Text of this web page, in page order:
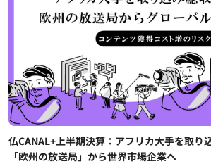
仏CANAL+上半期決算：アフリカ大手を取り
「欧州の放送局」から世界市場企業へ